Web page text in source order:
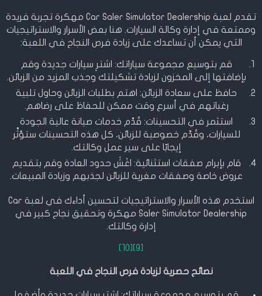
تقدم لعبة Car Saler Simulator Dealership مهكرة تجربة فريدة
وممتعة في إدارة وكالة السيارات. هنا بعض الأسرار والاستراتيجيات
التي يمكن أن تساعدك على زيادة فرص النجاح في اللعبة:
قم بتوسيع مجموعة سياراتك: اشترِ سيارات جديدة وقم
بإضافتها إلى المخزون لزيادة تشكيلتك وجذب المزيد من الزبائن.
حافظ على سعادة الزبائن: اهتم بطلبات الزبائن وحاول تلبية
رغباتهم في أسرع وقت ممكن للحفاظ على رضاهم.
استثمر في التحسينات: قُدِّم خدمات صيانة عالية الجودة
للسيارات، وقُدِّم خصوصية للزبائن، كل هذه التحسينات ستؤثِّر
إيجابًا على سير عمل وكالتك.
قام بإبرام صفقات استثنائية: اغْشَ حدود العادة وقم بتقديم
عروض خاصة وصفقات مغرية للزبائن لجذبهم وزيادة المبيعات.
استخدم هذه الأسرار والاستراتيجيات لتحسين أداءك في لعبة Car
Saler Simulator Dealership مهكرة وتحقيق نجاح كبير في
إدارة وكالتك.
[9]
[10]
نصائح حصرية لزيادة فرص النجاح في اللعبة